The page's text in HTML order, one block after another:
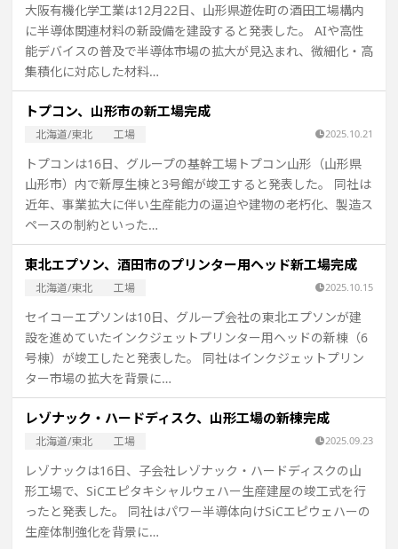
大阪有機化学工業は12月22日、山形県遊佐町の酒田工場構内
に半導体関連材料の新設備を建設すると発表した。 AIや高性
能デバイスの普及で半導体市場の拡大が見込まれ、微細化・高
集積化に対応した材料…
トプコン、山形市の新工場完成
北海道/東北 工場 2025.10.21
トプコンは16日、グループの基幹工場トプコン山形（山形県
山形市）内で新厚生棟と3号館が竣工すると発表した。 同社は
近年、事業拡大に伴い生産能力の逼迫や建物の老朽化、製造ス
ペースの制約といった…
東北エプソン、酒田市のプリンター用ヘッド新工場完成
北海道/東北 工場 2025.10.15
セイコーエプソンは10日、グループ会社の東北エプソンが建
設を進めていたインクジェットプリンター用ヘッドの新棟（6
号棟）が竣工したと発表した。 同社はインクジェットプリン
ター市場の拡大を背景に…
レゾナック・ハードディスク、山形工場の新棟完成
北海道/東北 工場 2025.09.23
レゾナックは16日、子会社レゾナック・ハードディスクの山
形工場で、SiCエピタキシャルウェハー生産建屋の竣工式を行
ったと発表した。 同社はパワー半導体向けSiCエピウェハーの
生産体制強化を背景に…